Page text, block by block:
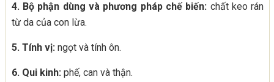
4. Bộ phận dùng và phương pháp chế biến: chất keo rán
từ da của con lừa.
5. Tính vị:ngọt và tính ôn.
6. Qui kinh:phế, can và thận.